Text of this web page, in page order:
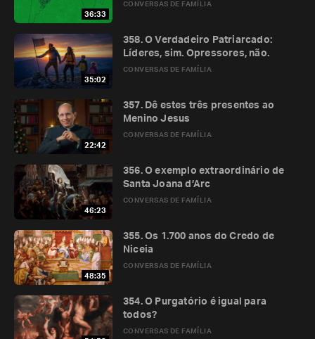
36:33
CONVERSAS DE FAMÍLIA
35:02
CONVERSAS DE FAMÍLIA
358. O Verdadeiro Patriarcado:
Líderes, sim. Opressores, não.
22:42
CONVERSAS DE FAMÍLIA
357. Dê estes três presentes ao
Menino Jesus
46:23
CONVERSAS DE FAMÍLIA
356. O exemplo extraordinário de
Santa Joana d’Arc
48:35
CONVERSAS DE FAMÍLIA
355. Os 1.700 anos do Credo de
Niceia
CONVERSAS DE FAMÍLIA
354. O Purgatório é igual para
todos?